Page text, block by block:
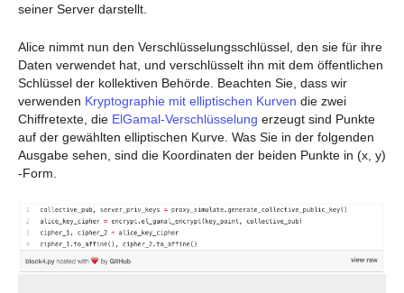
seiner Server darstellt.
Alice nimmt nun den Verschlüsselungsschlüssel, den sie für ihre
Daten verwendet hat, und verschlüsselt ihn mit dem öffentlichen
Schlüssel der kollektiven Behörde. Beachten Sie, dass wir
verwenden Kryptographie mit elliptischen Kurven die zwei
Chiffretexte, die ElGamal-Verschlüsselung erzeugt sind Punkte
auf der gewählten elliptischen Kurve. Was Sie in der folgenden
Ausgabe sehen, sind die Koordinaten der beiden Punkte in (x, y)
-Form.